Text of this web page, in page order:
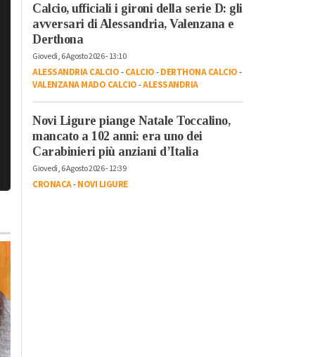
Calcio, ufficiali i gironi della serie D: gli
avversari di Alessandria, Valenzana e
Derthona
Giovedì, 6 Agosto 2026 - 13:10
ALESSANDRIA CALCIO-CALCIO-DERTHONA CALCIO-
VALENZANA MADO CALCIO-ALESSANDRIA
Novi Ligure piange Natale Toccalino,
mancato a 102 anni: era uno dei
Carabinieri più anziani d’Italia
Giovedì, 6 Agosto 2026 - 12:39
CRONACA-NOVI LIGURE